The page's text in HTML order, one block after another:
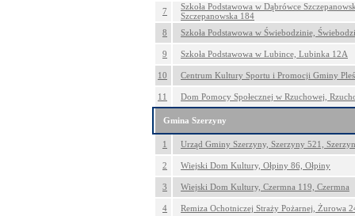
7
Szkoła Podstawowa w Dąbrówce
Szczepanowska 184
8
Szkoła Podstawowa w Świebodzinie,
9 Szkoła Podstawowa w Lubince, Lubinka 12A
10 Centrum Kultury Sportu i Promocji Gminy
11 Dom Pomocy Społecznej w Rzuchowej,
Gmina Szerzyny
1 Urząd Gminy Szerzyny, Szerzyny 521,
2 Wiejski Dom Kultury, Ołpiny 86, Ołpiny
3 Wiejski Dom Kultury, Czermna 119, Czermna
4 Remiza Ochotniczej Straży Pożarnej, Żurowa